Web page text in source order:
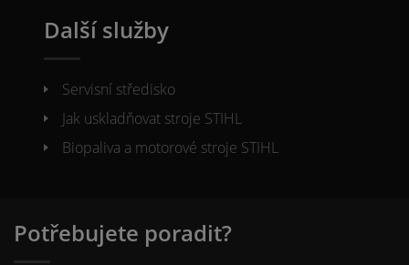
Další služby
Servisní středisko
Jak uskladňovat stroje STIHL
Biopaliva a motorové stroje STIHL
Potřebujete poradit?